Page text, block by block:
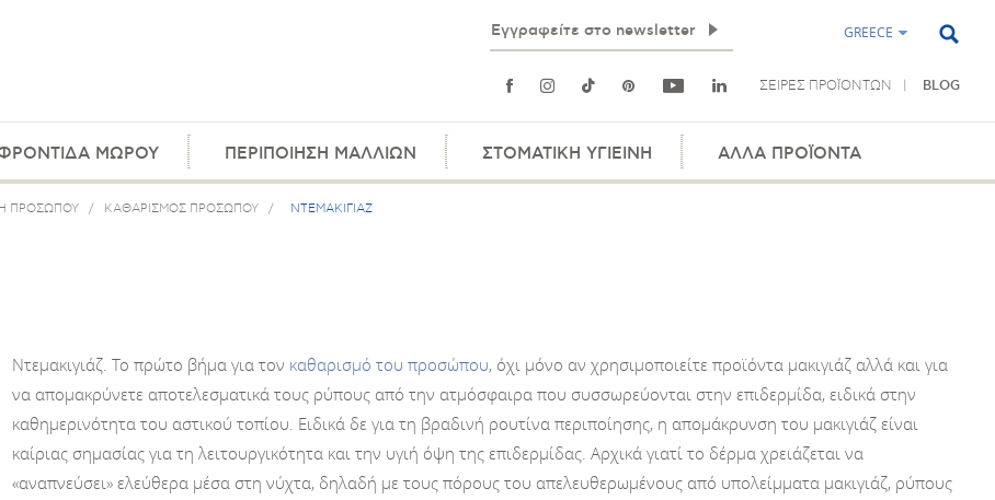
GREECE
ΣΕΙΡΕΣ ΠΡΟΪΟΝΤΩΝ BLOG
ΜΩΡΟΥ ΠΕΡΙΠΟΙΗΣΗ ΜΑΛΛΙΩΝ ΣΤΟΜΑΤΙΚΗ ΥΓΙΕΙΝΗ ΑΛΛΑ ΠΡΟΪΟΝΤΑ
ΠΡΟΣΩΠΟΥ / ΚΑΘΑΡΙΣΜΟΣ ΠΡΟΣΩΠΟΥ / ΝΤΕΜΑΚΙΓΙΑΖ
Ντεμακιγιάζ. Το πρώτο βήμα για τον καθαρισμό του προσώπου, όχι μόνο αν χρησιμοποιείτε προϊόντα μακιγιάζ αλλά και για
να απομακρύνετε αποτελεσματικά τους ρύπους από την ατμόσφαιρα που συσσωρεύονται στην επιδερμίδα, ειδικά στην
καθημερινότητα του αστικού τοπίου. Ειδικά δε για τη βραδινή ρουτίνα περιποίησης, η απομάκρυνση του μακιγιάζ είναι
καίριας σημασίας για τη λειτουργικότητα και την υγιή όψη της επιδερμίδας. Αρχικά γιατί το δέρμα χρειάζεται να
«αναπνεύσει» ελεύθερα μέσα στη νύχτα, δηλαδή με τους πόρους του απελευθερωμένους από υπολείμματα μακιγιάζ, ρύπους